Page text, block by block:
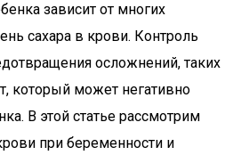
зависит от многих
сахара в крови. Контроль
осложнений, таких
который может негативно
В этой статье рассмотрим
при беременности и